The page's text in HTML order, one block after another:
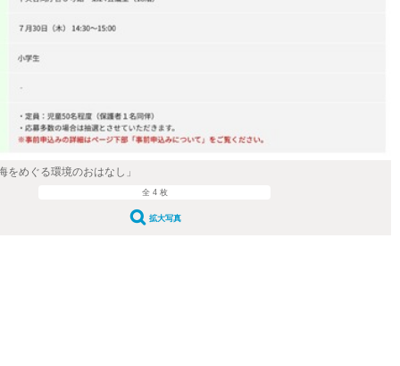
をめぐる環境のおはなし」
全 4 枚
拡大写真